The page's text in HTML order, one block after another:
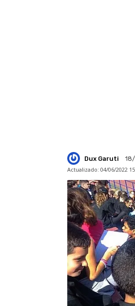
Dux Garuti
18/
Actualizado: 04/06/2022